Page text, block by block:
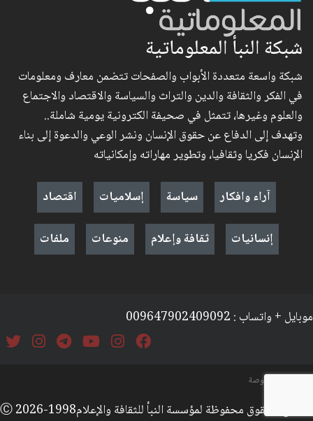
شبكة النبأ المعلوماتية
شبكة واسعة متعددة الأبواب والصفحات تتضمن معارف ومعلومات
في الفكر والثقافة والدين والتراث والسياسة والاقتصاد والاجتماع
والعلوم وغيرها، تتمثل في صحيفة الكترونية يومية شاملة..
وتهدف إلى الدفاع عن حقوق الإنسان ونشر الوعي والدعوة إلى بناء
الإنسان فكريا وثقافيا، وتطوير مهاراته وإمكانياته
آراء وافكار
سياسة إسلاميات
اقتصاد
إنسانيات
ثقافة وإعلام منوعات ملفات
موبايل + واتساب : 009647902409092
السياسة والخصوصة
جميع الحقوق محفوظة لمؤسسة النبأ للثقافة والإعلامⒸ 2026-1998